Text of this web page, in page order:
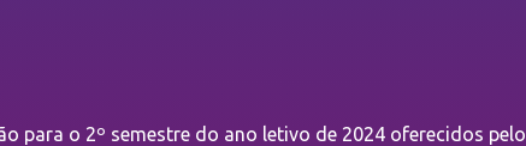
para o 2º semestre do ano letivo de 2024 oferecidos pelo